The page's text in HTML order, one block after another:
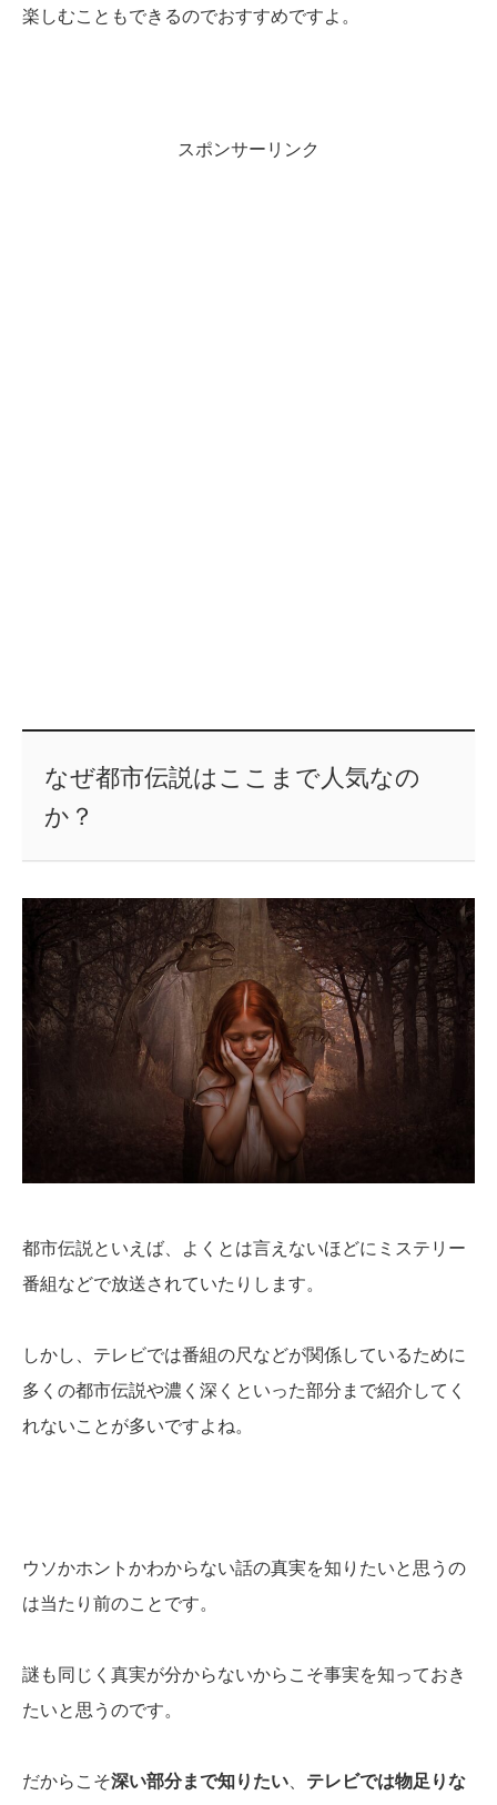
楽しむこともできるのでおすすめですよ。
スポンサーリンク
なぜ都市伝説はここまで人気なの
か？
都市伝説といえば、よくとは言えないほどにミステリー
番組などで放送されていたりします。
しかし、テレビでは番組の尺などが関係しているために
多くの都市伝説や濃く深くといった部分まで紹介してく
れないことが多いですよね。
ウソかホントかわからない話の真実を知りたいと思うの
は当たり前のことです。
謎も同じく真実が分からないからこそ事実を知っておき
たいと思うのです。
だからこそ深い部分まで知りたい テレビでは物足りな